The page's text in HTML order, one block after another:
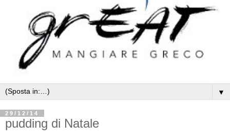
▼
29/12/14
pudding di Natale